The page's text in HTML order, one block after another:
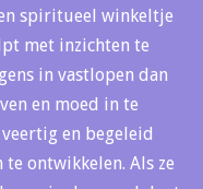
spiritueel winkeltje
met inzichten te
in vastlopen dan
en moed in te
en begeleid
te ontwikkelen. Als ze